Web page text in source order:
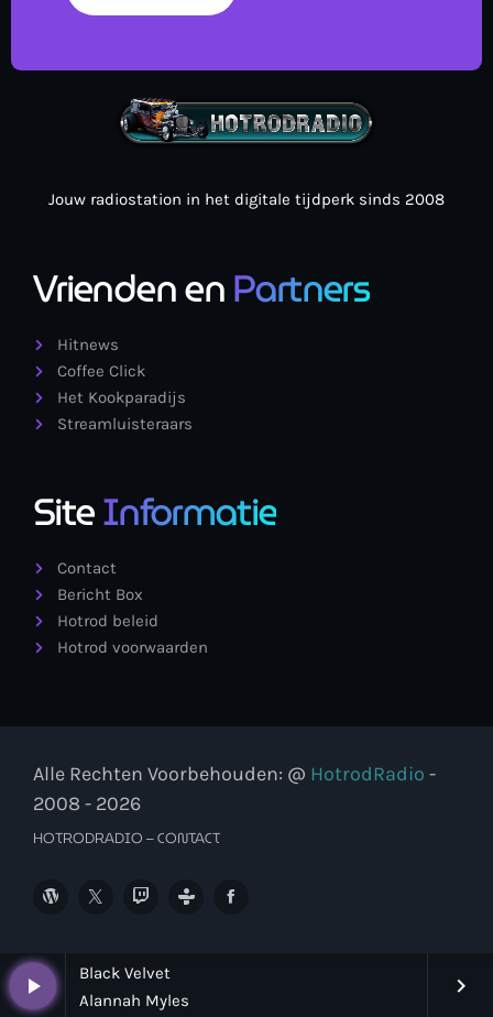
play_arrow
Black Velvet
Alannah Myles
keyboard_arrow_right
Jouw radiostation in het digitale tijdperk sinds 2008
Vrienden enPartners
Hitnews
Coffee Click
Het Kookparadijs
Streamluisteraars
SiteInformatie
Contact
Bericht Box
Hotrod beleid
Hotrod voorwaarden
Alle Rechten Voorbehouden: @ HotrodRadio -
2008 - 2026
HOTRODRADIO – CONTACT